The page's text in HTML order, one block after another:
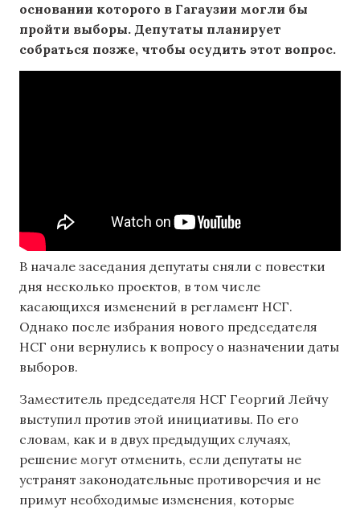
основании которого в Гагаузии могли бы
пройти выборы. Депутаты планирует
собраться позже, чтобы осудить этот вопрос.
В начале заседания депутаты сняли с повестки
дня несколько проектов, в том числе
касающихся изменений в регламент НСГ.
Однако после избрания нового председателя
НСГ они вернулись к вопросу о назначении даты
выборов.
Заместитель председателя НСГ Георгий Лейчу
выступил против этой инициативы. По его
словам, как и в двух предыдущих случаях,
решение могут отменить, если депутаты не
устранят законодательные противоречия и не
примут необходимые изменения, которые